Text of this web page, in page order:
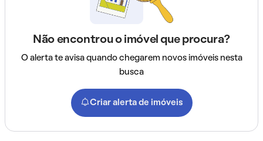
Não encontrou o imóvel que procura?
O alerta te avisa quando chegarem novos imóveis nesta
busca
Criar alerta de imóveis